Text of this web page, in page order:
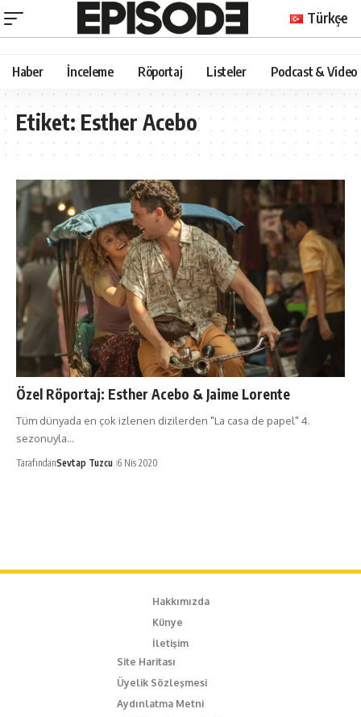
Türkçe
Haber İnceleme Röportaj Listeler Podcast & Video
Etiket:Esther Acebo
Özel Röportaj: Esther Acebo & Jaime Lorente
Tüm dünyada en çok izlenen dizilerden "La casa de papel" 4.
sezonuyla…
TarafındanSevtap Tuzcu 6 Nis 2020
Hakkımızda
Künye
İletişim
Site Haritası
Üyelik Sözleşmesi
Aydınlatma Metni